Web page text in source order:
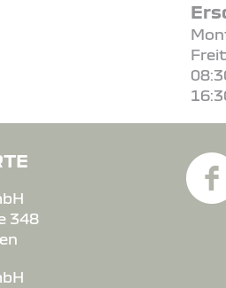
348